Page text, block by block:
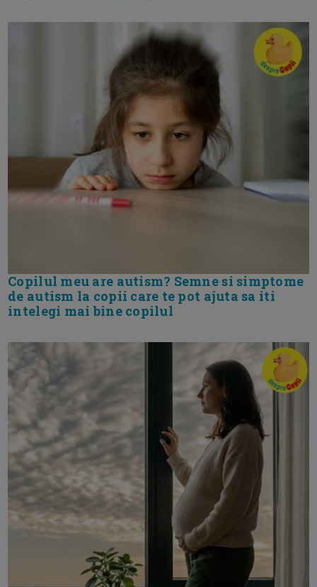
Copilul meu are autism? Semne si simptome
de autism la copii care te pot ajuta sa iti
intelegi mai bine copilul